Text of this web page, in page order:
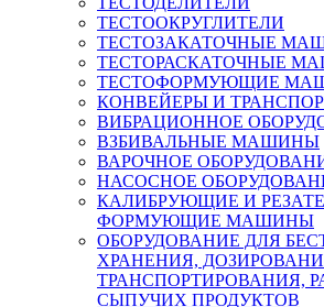
ТЕСТООКРУГЛИТЕЛИ
ТЕСТОЗАКАТОЧНЫЕ
ТЕСТОРАСКАТОЧНЫЕ
ТЕСТОФОРМУЮЩИЕ
КОНВЕЙЕРЫ И
ВИБРАЦИОННОЕ
ВЗБИВАЛЬНЫЕ МАШИНЫ
ВАРОЧНОЕ
НАСОСНОЕ
КАЛИБРУЮЩИЕ И
ФОРМУЮЩИЕ МАШИНЫ
ОБОРУДОВАНИЕ ДЛЯ
ХРАНЕНИЯ,
ТРАНСПОРТИРОВАНИЯ,
СЫПУЧИХ ПРОДУКТОВ